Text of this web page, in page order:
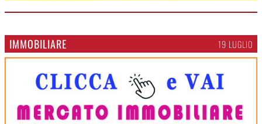
IMMOBILIARE 19 LUGLIO